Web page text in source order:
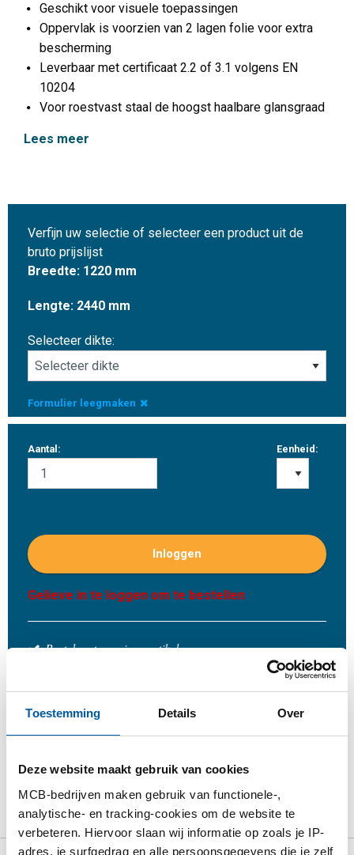
Toestemming Details Over
Deze website maakt gebruik van cookies
MCB-bedrijven maken gebruik van functionele-,
analytische- en tracking-cookies om de website te
verbeteren. Hiervoor slaan wij informatie op zoals je IP-
adres, je surfgedrag en alle persoonsgegevens die je zelf
Geschikt voor visuele toepassingen
Oppervlak is voorzien van 2 lagen folie voor extra
bescherming
Leverbaar met certificaat 2.2 of 3.1 volgens EN
10204
Voor roestvast staal de hoogst haalbare glansgraad
Lees meer
Verfijn uw selectie of selecteer een product uit de
bruto prijslijst
Breedte: 1220 mm
Lengte: 2440 mm
Selecteer dikte:
Formulier leegmaken
Aantal: Eenheid:
Inloggen
Gelieve in te loggen om te bestellen
Bestel met uw eigen artikelnummers
Volg uw order via Track&Trace
Downloads Specificaties